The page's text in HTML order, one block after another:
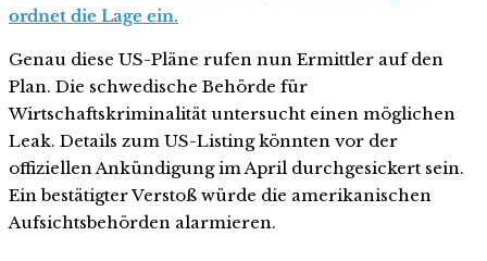
ordnet die Lage ein.
Genau diese US-Pläne rufen nun Ermittler auf den
Plan. Die schwedische Behörde für
Wirtschaftskriminalität untersucht einen möglichen
Leak. Details zum US-Listing könnten vor der
offiziellen Ankündigung im April durchgesickert sein.
Ein bestätigter Verstoß würde die amerikanischen
Aufsichtsbehörden alarmieren.